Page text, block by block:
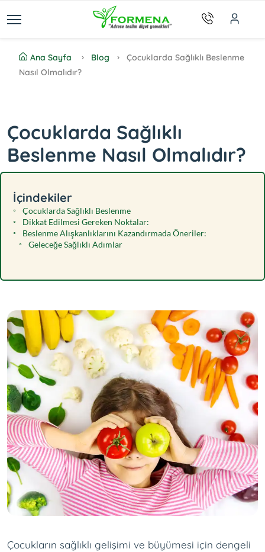
Ana Sayfa Blog
Çocuklarda Sağlıklı Beslenme
Nasıl Olmalıdır?
Çocuklarda Sağlıklı
Beslenme Nasıl Olmalıdır?
İçindekiler
Çocuklarda Sağlıklı Beslenme
Dikkat Edilmesi Gereken Noktalar:
Beslenme Alışkanlıklarını Kazandırmada Öneriler:
Geleceğe Sağlıklı Adımlar
Çocukların sağlıklı gelişimi ve büyümesi için dengeli